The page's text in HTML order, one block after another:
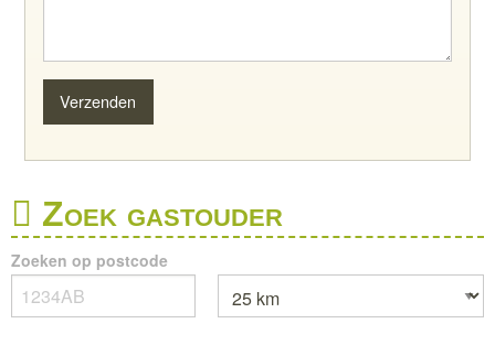
Zoek gastouder
Zoeken op postcode